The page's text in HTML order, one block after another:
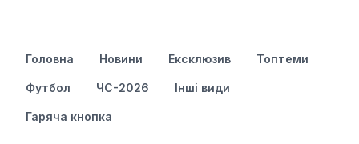
Головна Новини Ексклюзив Топтеми
Футбол ЧС-2026 Інші види
Гаряча кнопка